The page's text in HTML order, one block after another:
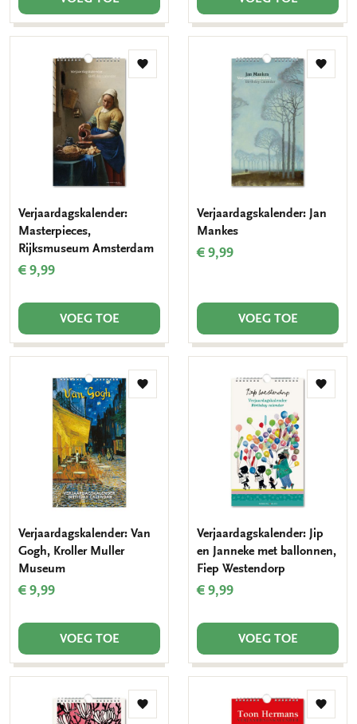
Toevoegen
Verjaardagskalender:
Masterpieces,
Rijksmuseum Amsterdam
€ 9,99
VOEG TOE
Verjaardagskalender: Jan
Mankes
€ 9,99
VOEG TOE
Toevoegen
Verjaardagskalender: Van
Gogh, Kroller Muller
Museum
€ 9,99
VOEG TOE
Verjaardagskalender: Jip
en Janneke met ballonnen,
Fiep Westendorp
€ 9,99
VOEG TOE
Toevoegen